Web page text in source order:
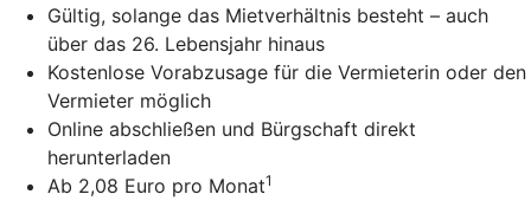
Gültig, solange das Mietverhältnis besteht – auch
über das 26. Lebensjahr hinaus
Kostenlose Vorabzusage für die Vermieterin oder den
Vermieter möglich
Online abschließen und Bürgschaft direkt
herunterladen
Ab 2,08 Euro pro Monat1